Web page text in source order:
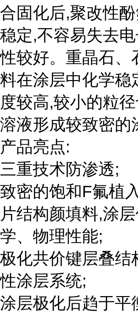
合固化后,聚改性
稳定,不容易失去
性较好。重晶石、
料在涂层中化学稳
度较高,较小的粒
溶液形成较致密的
产品亮点:
三重技术防渗透;
致密的饱和F氟植
片结构颜填料,涂
学、物理性能;
极化共价键层叠结
性涂层系统;
涂层极化后趋于平